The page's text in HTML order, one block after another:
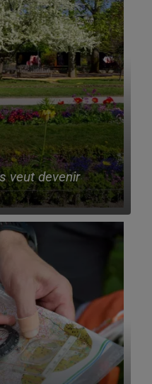
veut devenir